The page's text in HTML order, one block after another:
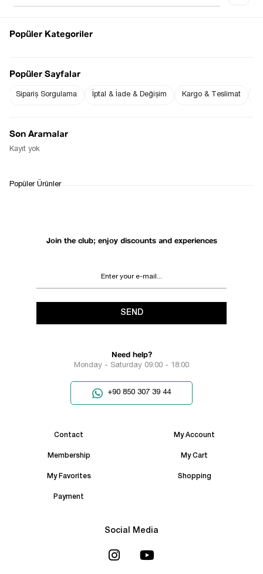
Notify me when
Notify Me When Available
RETURN AND EXCHANGE
Join the club; enjoy discounts and experiences
SEND
Need help?
Monday - Saturday 09:00 - 18:00
+90 850 307 39 44
Contact My Account
Membership My Cart
My Favorites Shopping
Payment
Social Media
Popüler Kategoriler
Popüler Sayfalar
Sipariş Sorgulama İptal & İade & Değişim Kargo & Teslimat
Son Aramalar
Kayıt yok
Popüler Ürünler